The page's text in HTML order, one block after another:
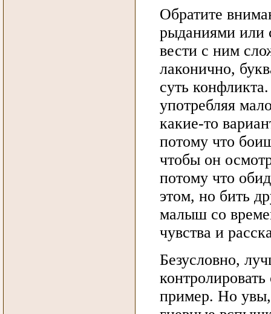
Обратите
рыданиями или
вести с ним
лаконично,
суть
употребляя
какие-то
потому что
чтобы он
потому что
этом, но бить
малыш со
чувства и
Безусловно,
пример. Но увы,